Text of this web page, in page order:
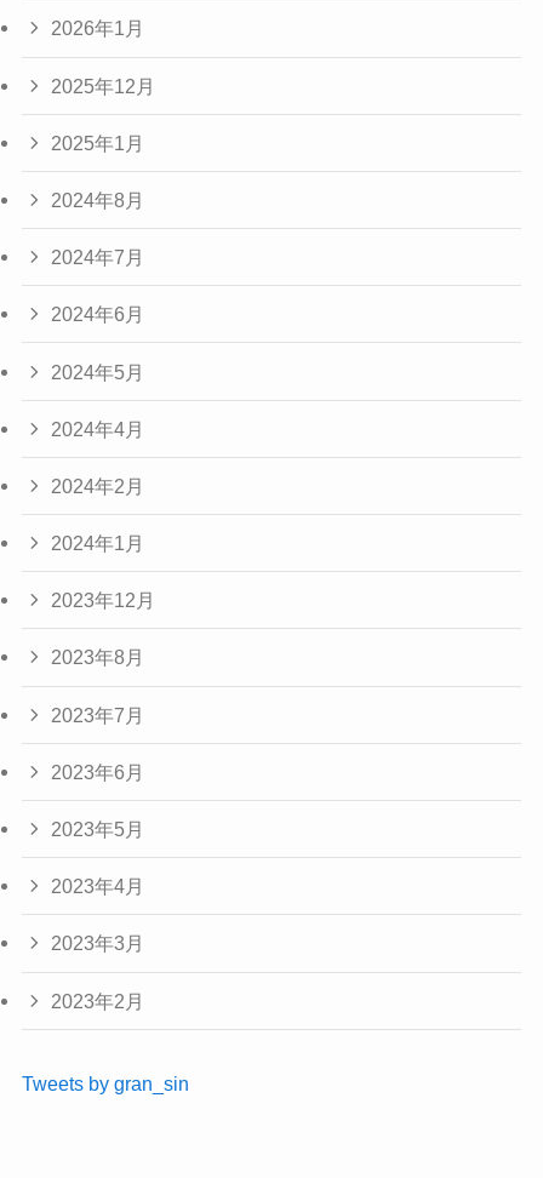
2026年1月
2025年12月
2025年1月
2024年8月
2024年7月
2024年6月
2024年5月
2024年4月
2024年2月
2024年1月
2023年12月
2023年8月
2023年7月
2023年6月
2023年5月
2023年4月
2023年3月
2023年2月
Tweets by gran_sin